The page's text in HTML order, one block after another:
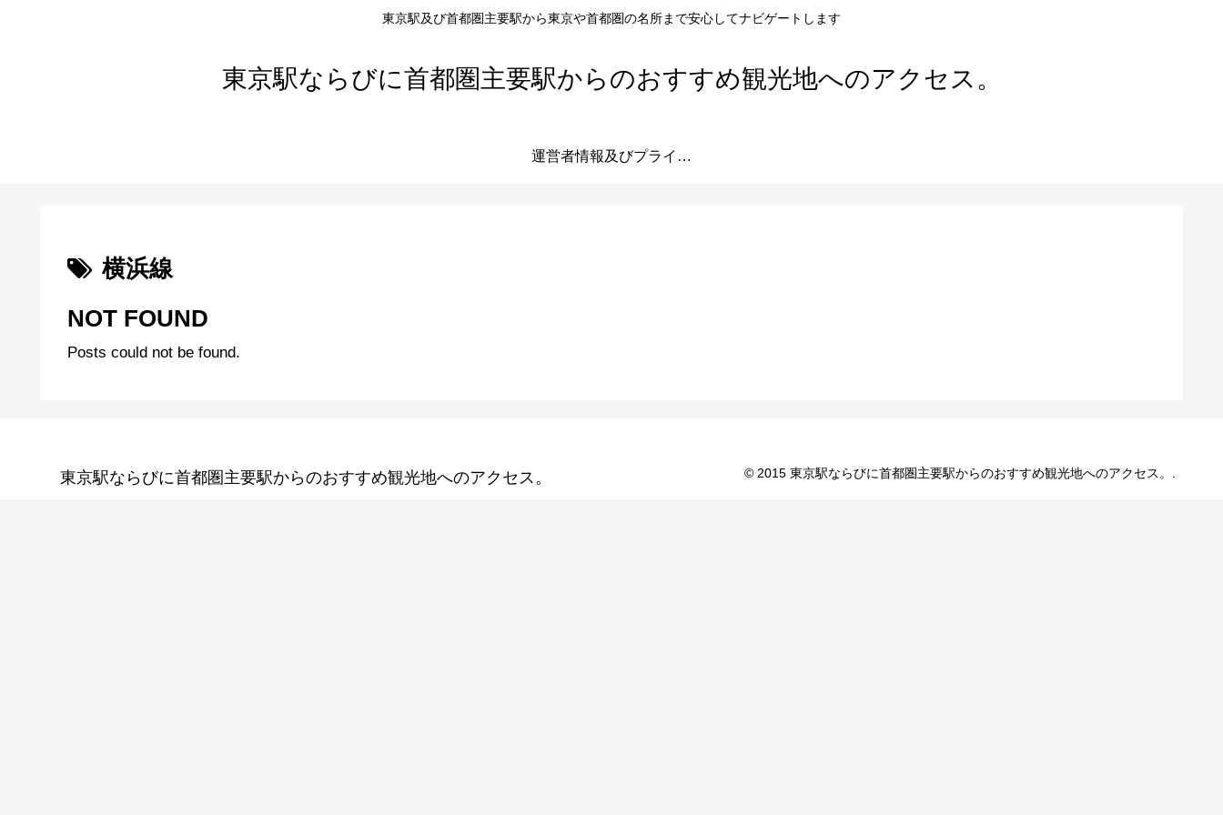
東京駅及び首都圏主要駅から東京や首都圏の名所まで安心してナビゲートします
東京駅ならびに首都圏主要駅からのおすすめ観光地へのアクセス。
運営者情報及びプライバシーポリシー
横浜線
NOT FOUND
Posts could not be found.
東京駅ならびに首都圏主要駅からのおすすめ観光地へのアクセス。 © 2015 東京駅ならびに首都圏主要駅からのおすすめ観光地へのアクセス。.